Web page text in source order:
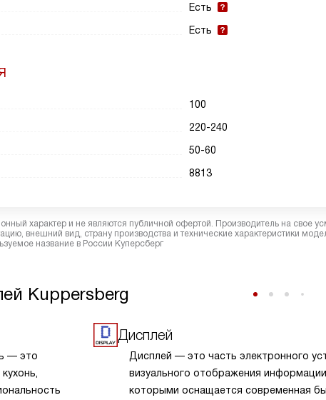
Есть
Есть
100
220-240
50-60
8813
характер и не являются публичной офертой. Производитель на свое
внешний вид, страну производства и технические характеристики
название в России Куперсберг
Kuppersberg
— это
Дисплей
Дисплей — это часть электронного
визуального отображения
которыми оснащается современная